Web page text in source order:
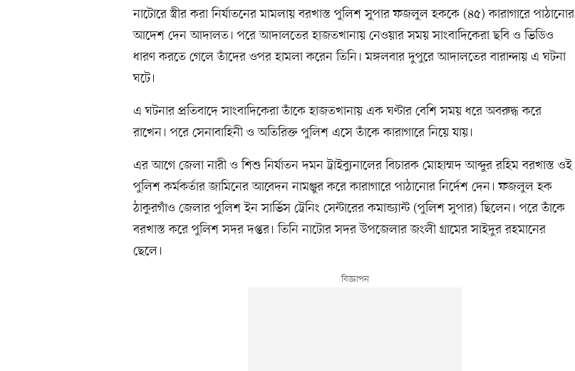
নাটোরে স্ত্রীর করা নির্যাতনের মামলায় বরখাস্ত পুলিশ সুপার ফজলুল হককে (৪৫) কারাগারে পাঠানোর
আদেশ দেন আদালত। পরে আদালতের হাজতখানায় নেওয়ার সময় সাংবাদিকেরা ছবি ও ভিডিও
ধারণ করতে গেলে তাঁদের ওপর হামলা করেন তিনি। মঙ্গলবার দুপুরে আদালতের বারান্দায় এ ঘটনা
ঘটে।
এ ঘটনার প্রতিবাদে সাংবাদিকেরা তাঁকে হাজতখানায় এক ঘণ্টার বেশি সময় ধরে অবরুদ্ধ করে
রাখেন। পরে সেনাবাহিনী ও অতিরিক্ত পুলিশ এসে তাঁকে কারাগারে নিয়ে যায়।
এর আগে জেলা নারী ও শিশু নির্যাতন দমন ট্রাইব্যুনালের বিচারক মোহাম্মদ আব্দুর রহিম বরখাস্ত ওই
পুলিশ কর্মকর্তার জামিনের আবেদন নামঞ্জুর করে কারাগারে পাঠানোর নির্দেশ দেন। ফজলুল হক
ঠাকুরগাঁও জেলার পুলিশ ইন সার্ভিস ট্রেনিং সেন্টারের কমান্ড্যান্ট (পুলিশ সুপার) ছিলেন। পরে তাঁকে
বরখাস্ত করে পুলিশ সদর দপ্তর। তিনি নাটোর সদর উপজেলার জংলী গ্রামের সাইদুর রহমানের
ছেলে।